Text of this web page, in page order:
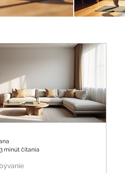
3 minút čítania